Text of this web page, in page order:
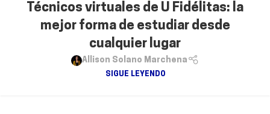
Técnicos virtuales de U Fidélitas: la
mejor forma de estudiar desde
cualquier lugar
Allison Solano Marchena
SIGUE LEYENDO